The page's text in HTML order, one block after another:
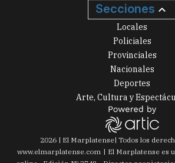
Secciones
Locales
Policiales
Provinciales
Nacionales
Deportes
Arte, Cultura y
2026| El Marplatense| Todos los
www.elmarplatense.com
El Marplatense es